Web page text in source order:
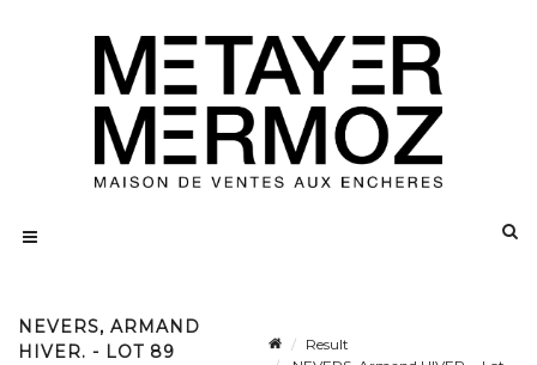
NEVERS, ARMAND
HIVER. - LOT 89
Result